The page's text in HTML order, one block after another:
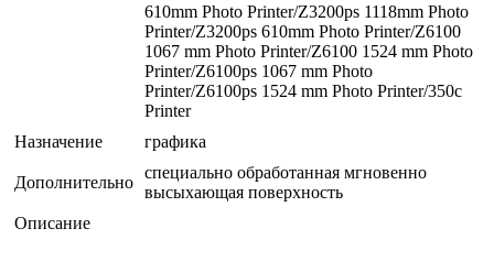
610mm Photo Printer/Z3200ps 1118mm Photo
Printer/Z3200ps 610mm Photo Printer/Z6100
1067 mm Photo Printer/Z6100 1524 mm Photo
Printer/Z6100ps 1067 mm Photo
Printer/Z6100ps 1524 mm Photo Printer/350c
Printer
Назначение
графика
Дополнительно
специально обработанная мгновенно
высыхающая поверхность
Описание